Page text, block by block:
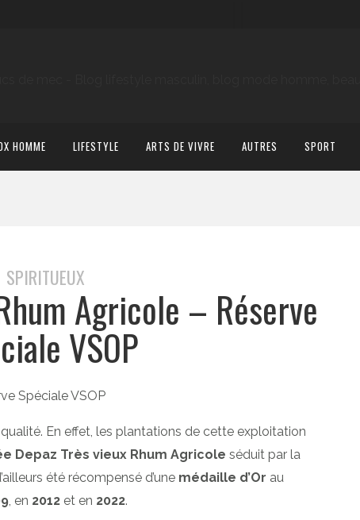
HOMME LIFESTYLE ARTS DE VIVRE AUTRES SPORT
SPIRITUEUX
Agricole – Réserve
VSOP
En effet, les plantations de cette exploitation
Depaz Très vieux Rhum Agricole séduit par la
été récompensé d’une médaille d’Or au
, en 2012 et en 2022.